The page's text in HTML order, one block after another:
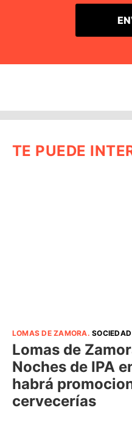
TE PUEDE
LOMAS DE ZAMORA.SOCIEDAD
Lomas de
Noches de IPA
habrá
cervecerías